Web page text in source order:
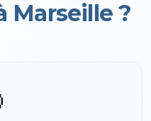
Marseille ?